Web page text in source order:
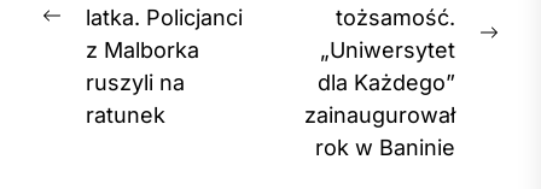
Previous
post:
latka. Policjanci
z Malborka
ruszyli na
ratunek
tożsamość.
„Uniwersytet
dla Każdego”
zainaugurował
rok w Baninie